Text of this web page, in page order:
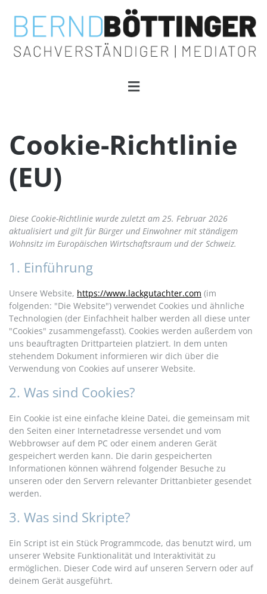
Cookie-Richtlinie
(EU)
Diese Cookie-Richtlinie wurde zuletzt am 25. Februar 2026
aktualisiert und gilt für Bürger und Einwohner mit ständigem
Wohnsitz im Europäischen Wirtschaftsraum und der Schweiz.
1. Einführung
Unsere Website, https://www.lackgutachter.com (im
folgenden: "Die Website") verwendet Cookies und ähnliche
Technologien (der Einfachheit halber werden all diese unter
"Cookies" zusammengefasst). Cookies werden außerdem von
uns beauftragten Drittparteien platziert. In dem unten
stehendem Dokument informieren wir dich über die
Verwendung von Cookies auf unserer Website.
2. Was sind Cookies?
Ein Cookie ist eine einfache kleine Datei, die gemeinsam mit
den Seiten einer Internetadresse versendet und vom
Webbrowser auf dem PC oder einem anderen Gerät
gespeichert werden kann. Die darin gespeicherten
Informationen können während folgender Besuche zu
unseren oder den Servern relevanter Drittanbieter gesendet
werden.
3. Was sind Skripte?
Ein Script ist ein Stück Programmcode, das benutzt wird, um
unserer Website Funktionalität und Interaktivität zu
ermöglichen. Dieser Code wird auf unseren Servern oder auf
deinem Gerät ausgeführt.